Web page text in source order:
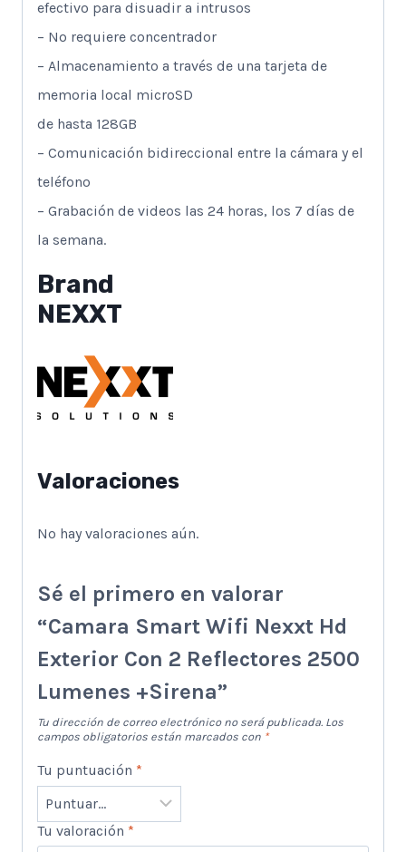
efectivo para disuadir a intrusos
– No requiere concentrador
– Almacenamiento a través de una tarjeta de
memoria local microSD
de hasta 128GB
– Comunicación bidireccional entre la cámara y el
teléfono
– Grabación de videos las 24 horas, los 7 días de
la semana.
Brand
NEXXT
Valoraciones
No hay valoraciones aún.
Sé el primero en valorar
“Camara Smart Wifi Nexxt Hd
Exterior Con 2 Reflectores 2500
Lumenes +Sirena”
Tu dirección de correo electrónico no será publicada. Los
campos obligatorios están marcados con *
Tu puntuación *
Tu valoración *